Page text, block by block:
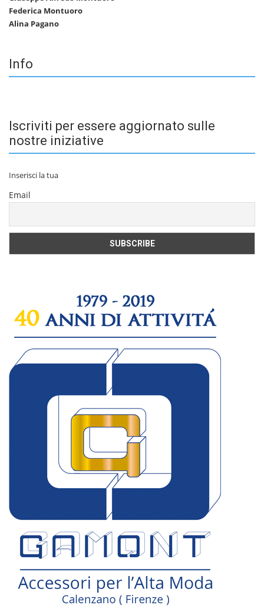
Federica Montuoro
Alina Pagano
Info
Iscriviti per essere aggiornato sulle
nostre iniziative
Inserisci la tua
Email